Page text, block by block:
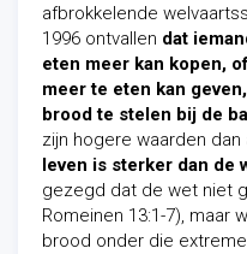
afbrokkelende
1996 ontvallen dat
eten meer kan kopen,
meer te eten kan
brood te stelen bij de
zijn hogere waarden
leven is sterker dan de
gezegd dat de wet niet
Romeinen 13:1-7), maar
brood onder die